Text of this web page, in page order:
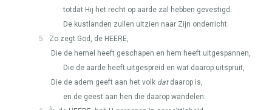
totdat Hij het recht op aarde zal hebben gevestigd.
De kustlanden zullen uitzien naar Zijn onderricht.
5
Zo zegt God, de HEERE,
Die de hemel heeft geschapen en hem heeft uitgespannen,
Die de aarde heeft uitgespreid en wat daarop uitspruit,
Die de adem geeft aan het volk datdaarop is,
en de geest aan hen die daarop wandelen: